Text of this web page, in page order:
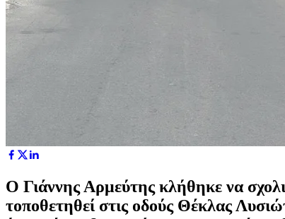
Ο Γιάννης Αρμεύτης κλήθηκε να
τοποθετηθεί στις οδούς Θέκλας